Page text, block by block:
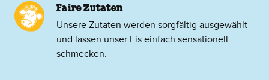
Faire Zutaten
Unsere Zutaten werden sorgfältig ausgewählt
und lassen unser Eis einfach sensationell
schmecken.